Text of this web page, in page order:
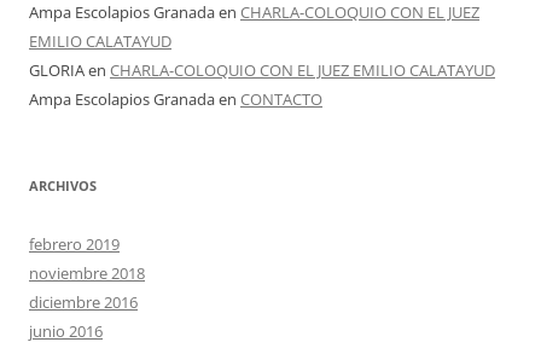
Ampa Escolapios Granadaen CHARLA-COLOQUIO CON EL JUEZ
EMILIO CALATAYUD
GLORIAen CHARLA-COLOQUIO CON EL JUEZ EMILIO CALATAYUD
Ampa Escolapios Granadaen CONTACTO
ARCHIVOS
febrero 2019
noviembre 2018
diciembre 2016
junio 2016